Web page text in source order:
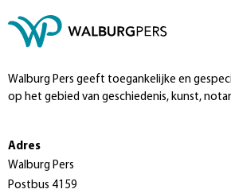
Walburg Pers geeft toegankelijke en
op het gebied van geschiedenis, kunst,
Adres
Walburg Pers
Postbus 4159